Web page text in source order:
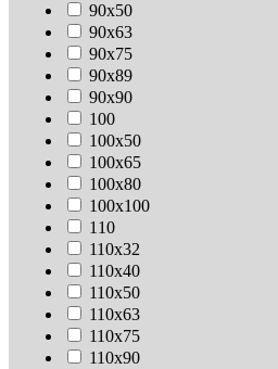
90х50
90х63
90х75
90х89
90х90
100
100х50
100х65
100х80
100х100
110
110х32
110х40
110х50
110х63
110х75
110х90